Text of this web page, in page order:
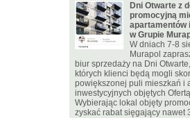
Dni Otwarte z
promocyjną
apartamentów
w Grupie
W dniach 7-8
Murapol
biur sprzedaży na Dni
których klienci będą mogli
powiększonej puli mieszkań i
inwestycyjnych objętych
Wybierając lokal objęty
zyskać rabat sięgający nawet